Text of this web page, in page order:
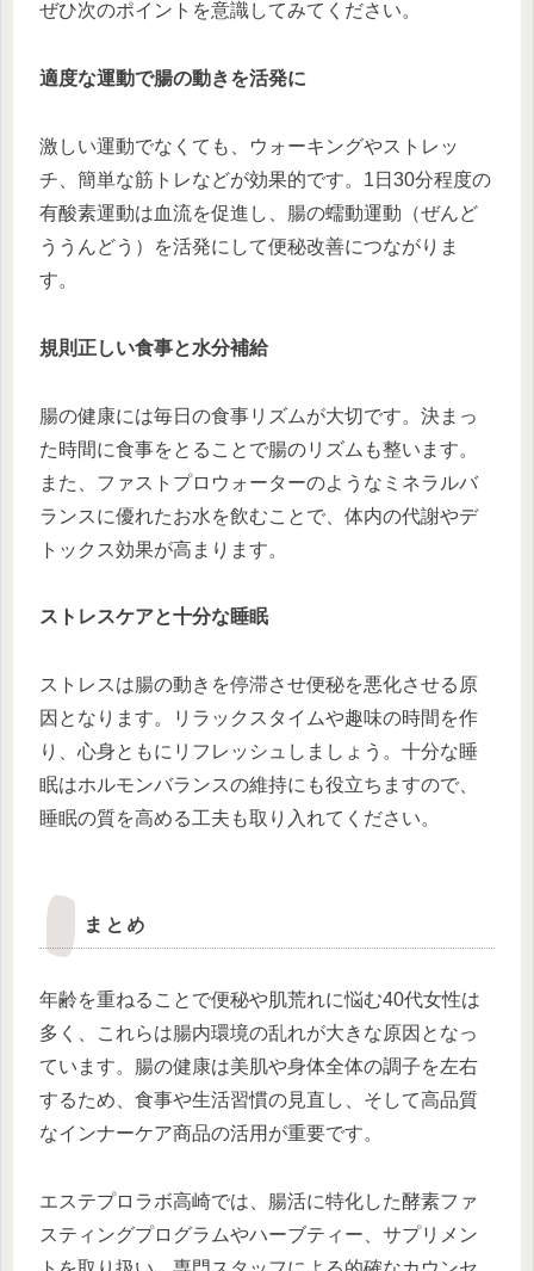
ぜひ次のポイントを意識してみてください。
適度な運動で腸の動きを活発に
激しい運動でなくても、ウォーキングやストレッ
チ、簡単な筋トレなどが効果的です。1日30分程度の
有酸素運動は血流を促進し、腸の蠕動運動（ぜんど
ううんどう）を活発にして便秘改善につながりま
す。
規則正しい食事と水分補給
腸の健康には毎日の食事リズムが大切です。決まっ
た時間に食事をとることで腸のリズムも整います。
また、ファストプロウォーターのようなミネラルバ
ランスに優れたお水を飲むことで、体内の代謝やデ
トックス効果が高まります。
ストレスケアと十分な睡眠
ストレスは腸の動きを停滞させ便秘を悪化させる原
因となります。リラックスタイムや趣味の時間を作
り、心身ともにリフレッシュしましょう。十分な睡
眠はホルモンバランスの維持にも役立ちますので、
睡眠の質を高める工夫も取り入れてください。
まとめ
年齢を重ねることで便秘や肌荒れに悩む40代女性は
多く、これらは腸内環境の乱れが大きな原因となっ
ています。腸の健康は美肌や身体全体の調子を左右
するため、食事や生活習慣の見直し、そして高品質
なインナーケア商品の活用が重要です。
エステプロラボ高崎では、腸活に特化した酵素ファ
スティングプログラムやハーブティー、サプリメン